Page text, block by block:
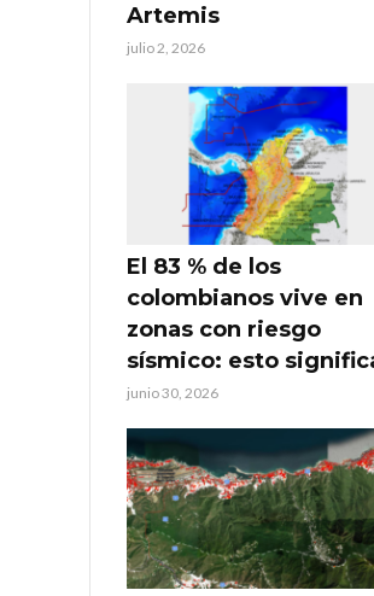
Artemis
julio 2, 2026
El 83 % de los
colombianos vive en
zonas con riesgo
sísmico: esto
junio 30, 2026